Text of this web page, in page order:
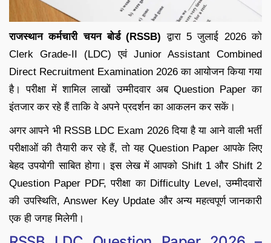
राजस्थान कर्मचारी चयन बोर्ड (RSSB) द्वारा 5 जुलाई 2026 को
Clerk Grade-II (LDC) एवं Junior Assistant Combined
Direct Recruitment Examination 2026 का आयोजन किया गया
है। परीक्षा में शामिल लाखों उम्मीदवार अब Question Paper का
इंतजार कर रहे हैं ताकि वे अपने प्रदर्शन का आकलन कर सकें।
अगर आपने भी RSSB LDC Exam 2026 दिया है या आने वाली भर्ती
परीक्षाओं की तैयारी कर रहे हैं, तो यह Question Paper आपके लिए
बेहद उपयोगी साबित होगा। इस लेख में आपको Shift 1 और Shift 2
Question Paper PDF, परीक्षा का Difficulty Level, उम्मीदवारों
की उपस्थिति, Answer Key Update और अन्य महत्वपूर्ण जानकारी
एक ही जगह मिलेगी।